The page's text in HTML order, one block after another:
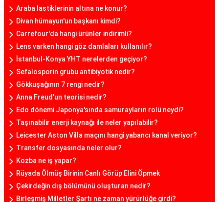
Araba lastiklerinin altına ne konur?
Divan hümayun'un başkanı kimdi?
Carrefour'da hangi ürünler indirimli?
Lens varken hangi göz damlaları kullanılır?
İstanbul-Konya YHT nerelerden geçiyor?
Sefalosporin grubu antibiyotik nedir?
Gökkuşağının 7 rengi nedir?
Anna Freud'un teorisi nedir?
Edo dönemi Japonya'sında samurayların rolü neydi?
Taşınabilir enerji kaynağı ile neler yapılabilir?
Leicester Aston Villa maçını hangi yabancı kanal veriyor?
Transfer dosyasında neler olur?
Kozba ne iş yapar?
Rüyada Ölmüş Birinin Canlı Görüp Elini Öpmek
Çekirdeğin dış bölümünü oluşturan nedir?
Birleşmiş Milletler Şartı ne zaman yürürlüğe girdi?